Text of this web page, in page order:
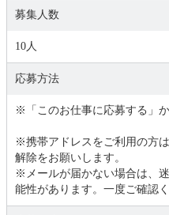
募集人数
10人
応募方法
※「このお仕事に応募する」か
※携帯アドレスをご利用の方
解除をお願いします。
※メールが届かない場合は、
能性があります。一度ご確認く